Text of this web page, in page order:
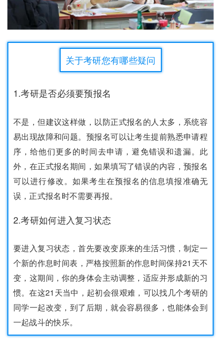
关于考研您有哪些疑问
1.考研是否必须要预报名
不是，但建议这样做，以防正式报名的人太多，系统容
易出现故障和问题。预报名可以让考生提前熟悉申请程
序，给他们更多的时间去申请，避免错误和遗漏。此
外，在正式报名期间，如果填写了错误的内容，预报名
可以进行修改。如果考生在预报名的信息填报准确无
误，正式报名时不需要再报。
2.考研如何进入复习状态
要进入复习状态，首先要改变原来的生活习惯，制定一
个新的作息时间表，严格按照新的作息时间保持21天不
变，这期间，你的身体会主动调整，适应并形成新的习
惯。在这21天当中，起初会很艰难，可以找几个考研的
同学一起改变，到了后期，就会容易很多，也能体会到
一起战斗的快乐。